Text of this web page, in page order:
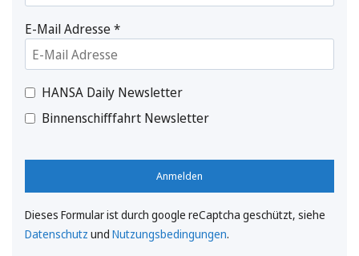
E-Mail Adresse*
HANSA Daily Newsletter
Binnenschifffahrt Newsletter
Anmelden
Dieses Formular ist durch google reCaptcha geschützt, siehe
Datenschutz und Nutzungsbedingungen.